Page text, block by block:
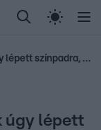
Randi Celeb vagyok,
Gallusz
Tudta, hogy Pavarotti csak úgy lépett színpadra, hogy mindig volt nála egy kis tészta? Ez az oka
úgy lépett